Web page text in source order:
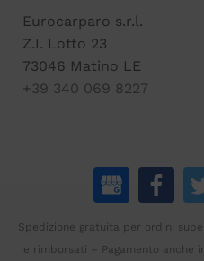
Eurocarparo s.r.l.
Z.I. Lotto 23
73046 Matino LE
+39 340 069 8227
Spedizione gratuita per ordini
e rimborsati – Pagamento anche